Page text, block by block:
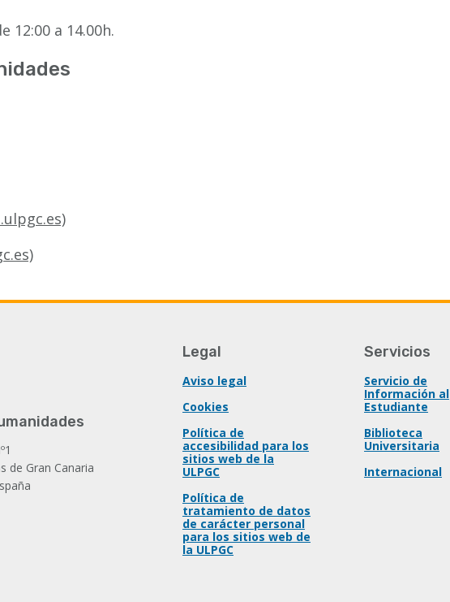
12:00 a 14.00h.
de Gran Canaria
Legal
Aviso legal
Cookies
Política de
accesibilidad para los
sitios web de la
ULPGC
Política de
tratamiento de datos
de carácter personal
para los sitios web de
la ULPGC
Servicios
Servicio de
Información al
Estudiante
Biblioteca
Universitaria
Internacional